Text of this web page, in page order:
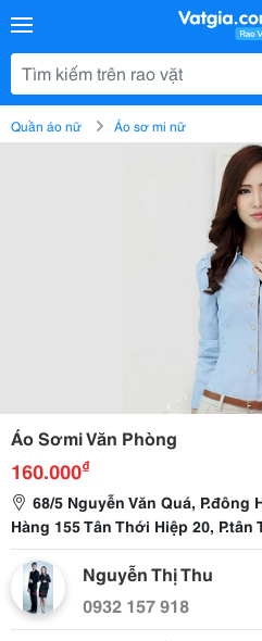
Quần áo nữ Áo sơ mi nữ
Áo Sơmi Văn Phòng
160.000₫
68/5 Nguyễn Văn Quá, P.đông
Hàng 155 Tân Thới Hiệp 20, P.tân
Nguyễn Thị Thu
0932 157 918